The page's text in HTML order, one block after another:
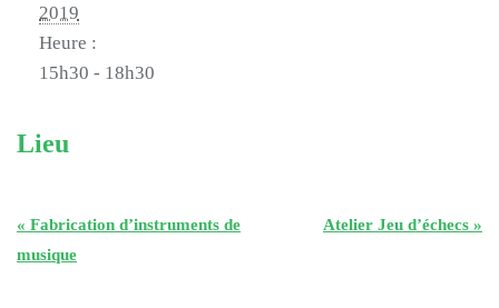
2019
Heure :
15h30 - 18h30
Lieu
« Fabrication d’instruments de
musique
Atelier Jeu d’échecs »